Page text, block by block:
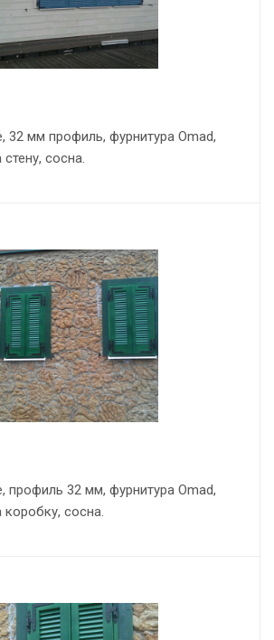
мм профиль, фурнитура Omad,
сосна.
32 мм, фурнитура Omad,
коробку, сосна.